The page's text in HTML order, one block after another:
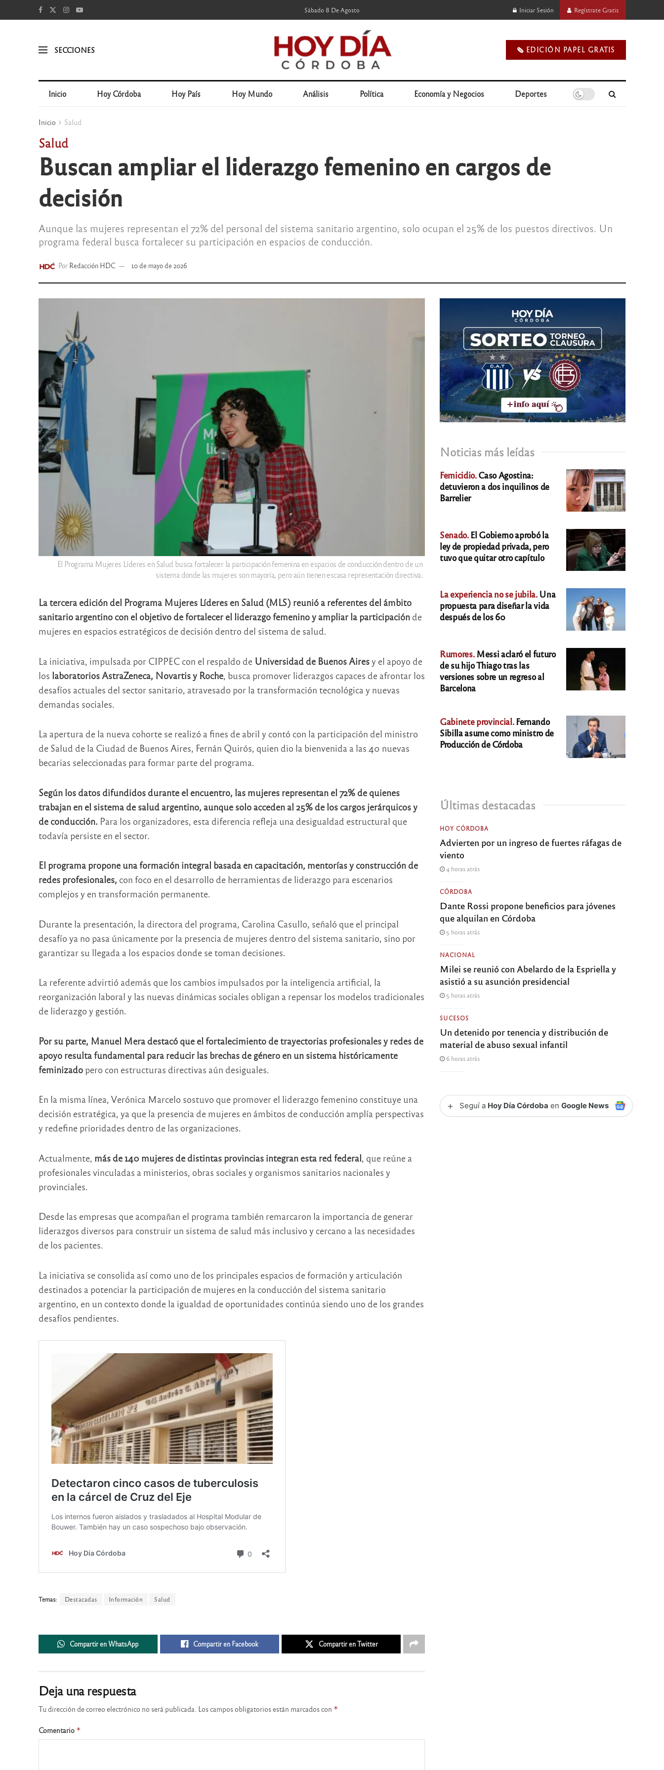
Sábado 8 De Agosto Iniciar Sesión Regístrate Gratis
SECCIONES 🗞️ EDICIÓN PAPEL GRATIS
Inicio Hoy Córdoba Hoy País Hoy Mundo Análisis Política Economía y Negocios Deportes
Inicio Salud
Salud
Buscan ampliar el liderazgo femenino en cargos de
decisión
Aunque las mujeres representan el 72% del personal del sistema sanitario argentino, solo ocupan el 25% de los puestos directivos. Un
programa federal busca fortalecer su participación en espacios de conducción.
Por Redacción HDC 10 de mayo de 2026
El Programa Mujeres Líderes en Salud busca fortalecer la participación femenina en espacios de conducción dentro de un
sistema donde las mujeres son mayoría, pero aún tienen escasa representación directiva.
La tercera edición del Programa Mujeres Líderes en Salud (MLS) reunió a referentes del ámbito
sanitario argentino con el objetivo de fortalecer el liderazgo femenino y ampliar la participaciónde
mujeres en espacios estratégicos de decisión dentro del sistema de salud.
La iniciativa, impulsada por CIPPECcon el respaldo de Universidad de Buenos Airesy el apoyo de
los laboratorios AstraZeneca, Novartisy Roche, busca promover liderazgos capaces de afrontar los
desafíos actuales del sector sanitario, atravesado por la transformación tecnológica y nuevas
demandas sociales.
La apertura de la nueva cohorte se realizó a fines de abril y contó con la participación del ministro
de Salud de la Ciudad de Buenos Aires, Fernán Quirós, quien dio la bienvenida a las 40 nuevas
becarias seleccionadas para formar parte del programa.
Según los datos difundidos durante el encuentro, las mujeres representan el 72% de quienes
trabajan en el sistema de salud argentino, aunque solo acceden al 25% de los cargos jerárquicos y
de conducción. Para los organizadores, esta diferencia refleja una desigualdad estructural que
todavía persiste en el sector.
El programa propone una formación integral basada en capacitación, mentorías y construcción de
redes profesionales, con foco en el desarrollo de herramientas de liderazgo para escenarios
complejos y en transformación permanente.
Durante la presentación, la directora del programa, Carolina Casullo, señaló que el principal
desafío ya no pasa únicamente por la presencia de mujeres dentro del sistema sanitario, sino por
garantizar su llegada a los espacios donde se toman decisiones.
La referente advirtió además que los cambios impulsados por la inteligencia artificial, la
reorganización laboral y las nuevas dinámicas sociales obligan a repensar los modelos tradicionales
de liderazgo y gestión.
Por su parte, Manuel Meradestacó que el fortalecimiento de trayectorias profesionales y redes de
apoyo resulta fundamental para reducir las brechas de género en un sistema históricamente
feminizadopero con estructuras directivas aún desiguales.
En la misma línea, Verónica Marcelo sostuvo que promover el liderazgo femenino constituye una
decisión estratégica, ya que la presencia de mujeres en ámbitos de conducción amplía perspectivas
y redefine prioridades dentro de las organizaciones.
Actualmente, más de 140 mujeres de distintas provincias integran esta red federal, que reúne a
profesionales vinculadas a ministerios, obras sociales y organismos sanitarios nacionales y
provinciales.
Desde las empresas que acompañan el programa también remarcaron la importancia de generar
liderazgos diversos para construir un sistema de salud más inclusivo y cercano a las necesidades
de los pacientes.
La iniciativa se consolida así como uno de los principales espacios de formación y articulación
destinados a potenciar la participación de mujeres en la conducción del sistema sanitario
argentino, en un contexto donde la igualdad de oportunidades continúa siendo uno de los grandes
desafíos pendientes.
Temas: Destacadas Información Salud
Compartir en WhatsApp Compartir en Facebook Compartir en Twitter
Deja una respuesta
Tu dirección de correo electrónico no será publicada. Los campos obligatorios están marcados con *
Comentario *
Noticias más leídas
Femicidio.Caso Agostina:
detuvieron a dos inquilinos de
Barrelier
Senado.El Gobierno aprobó la
ley de propiedad privada, pero
tuvo que quitar otro capítulo
La experiencia no se jubila.Una
propuesta para diseñar la vida
después de los 60
Rumores.Messi aclaró el futuro
de su hijo Thiago tras las
versiones sobre un regreso al
Barcelona
Gabinete provincial.Fernando
Sibilla asume como ministro de
Producción de Córdoba
Últimas destacadas
HOY CÓRDOBA
Advierten por un ingreso de fuertes ráfagas de
viento
4 horas atrás
CÓRDOBA
Dante Rossi propone beneficios para jóvenes
que alquilan en Córdoba
5 horas atrás
NACIONAL
Milei se reunió con Abelardo de la Espriella y
asistió a su asunción presidencial
5 horas atrás
SUCESOS
Un detenido por tenencia y distribución de
material de abuso sexual infantil
6 horas atrás
+ Seguí a Hoy Día Córdoba enGoogle News